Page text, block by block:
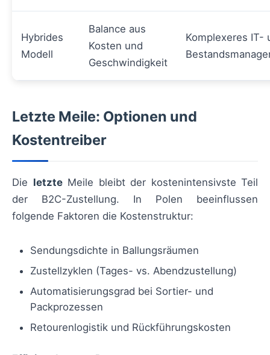
Hybrides
Modell
Balance aus
Kosten und
Geschwindigkeit
Komplexeres IT-
Letzte Meile: Optionen und
Kostentreiber
Die letzteMeile bleibt der kostenintensivste Teil
der B2C-Zustellung. In Polen beeinflussen
folgende Faktoren die Kostenstruktur:
Sendungsdichte in Ballungsräumen
Zustellzyklen (Tages- vs. Abendzustellung)
Automatisierungsgrad bei Sortier- und
Packprozessen
Retourenlogistik und Rückführungskosten